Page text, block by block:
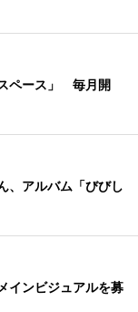
ペース」 毎月開
、アルバム「びびし
インビジュアルを募